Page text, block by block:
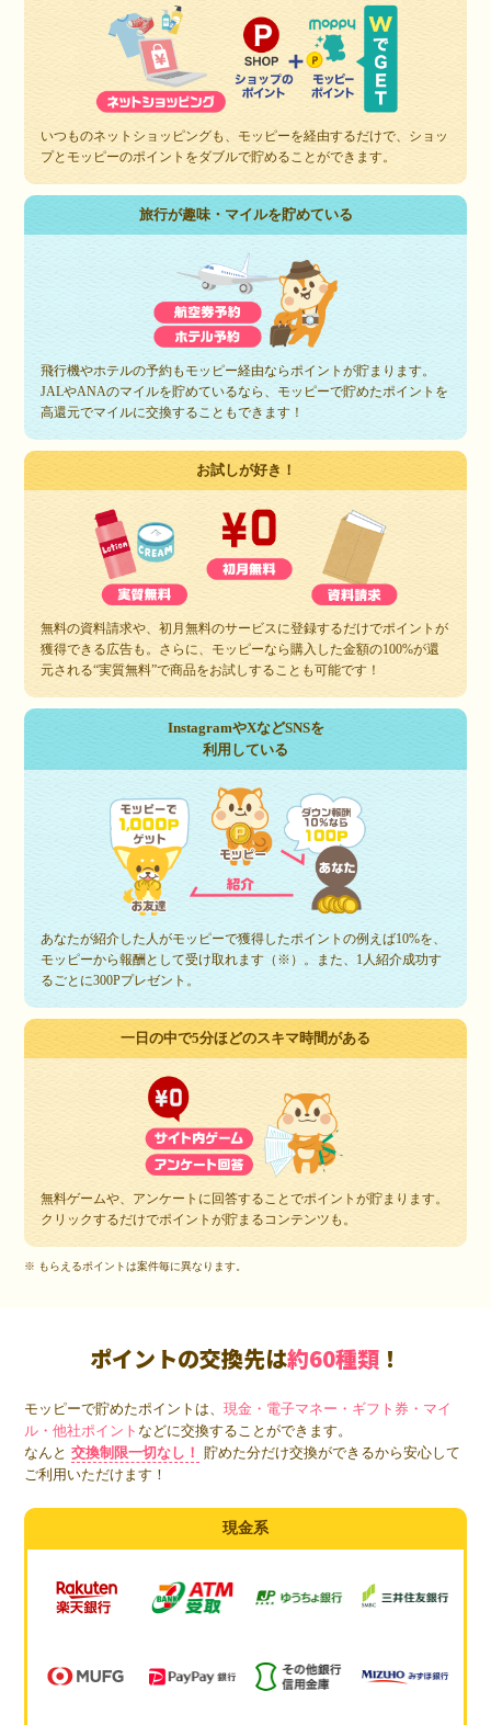
いつものネットショッピングも、モッピーを経由するだけで、ショッ
プとモッピーのポイントをダブルで貯めることができます。
旅行が趣味・マイルを貯めている
飛行機やホテルの予約もモッピー経由ならポイントが貯まります。
JALやANAのマイルを貯めているなら、モッピーで貯めたポイントを
高還元でマイルに交換することもできます！
お試しが好き！
無料の資料請求や、初月無料のサービスに登録するだけでポイントが
獲得できる広告も。さらに、モッピーなら購入した金額の100%が還
元される“実質無料”で商品をお試しすることも可能です！
InstagramやXなどSNSを
利用している
あなたが紹介した人がモッピーで獲得したポイントの例えば10%を、
モッピーから報酬として受け取れます（※）。また、1人紹介成功す
るごとに300Pプレゼント。
一日の中で5分ほどのスキマ時間がある
無料ゲームや、アンケートに回答することでポイントが貯まります。
クリックするだけでポイントが貯まるコンテンツも。
※ もらえるポイントは案件毎に異なります。
ポイントの交換先は約60種類 ！
モッピーで貯めたポイントは、現金・電子マネー・ギフト券・マイ
ル・他社ポイントなどに交換することができます。
なんと 交換制限一切なし！
貯めた分だけ交換ができるから安心して
ご利用いただけます！
現金系